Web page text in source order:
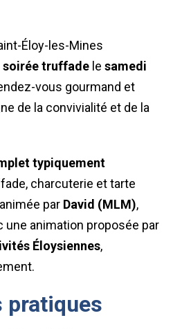
Éloy-les-Mines
soirée truffade le samedi
vous gourmand et
de la convivialité et de la
typiquement
charcuterie et tarte
par David (MLM),
une animation proposée par
Éloysiennes,
pratiques